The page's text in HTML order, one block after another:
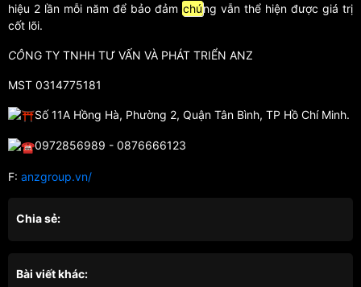
hiệu 2 lần mỗi năm để bảo đảm chúng vẫn thể hiện được giá trị
cốt lõi.
CÔNG TY TNHH TƯ VẤN VÀ PHÁT TRIỂN ANZ
MST 0314775181
Số 11A Hồng Hà, Phường 2, Quận Tân Bình, TP Hồ Chí Minh.
0972856989 - 0876666123
F: anzgroup.vn/
Chia sẻ:
Bài viết khác: